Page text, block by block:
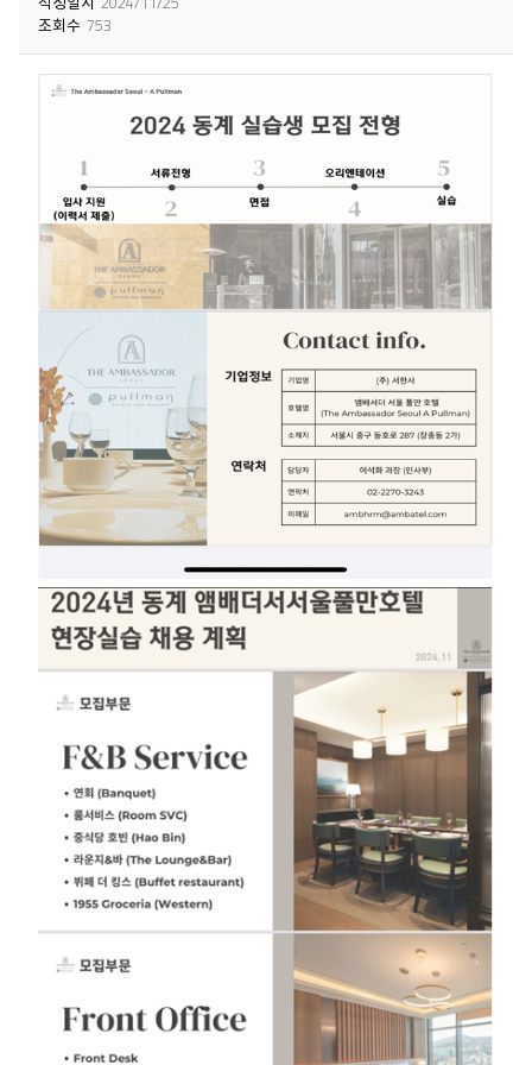
조회수 753